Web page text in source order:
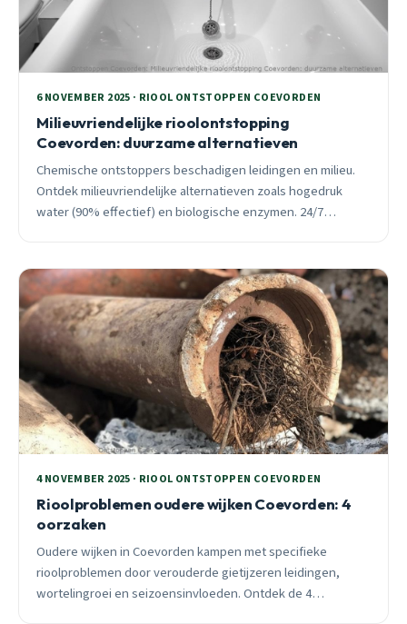
6 NOVEMBER 2025 · RIOOL ONTSTOPPEN COEVORDEN
Milieuvriendelijke rioolontstopping
Coevorden: duurzame alternatieven
Chemische ontstoppers beschadigen leidingen en milieu.
Ontdek milieuvriendelijke alternatieven zoals hogedruk
water (90% effectief) en biologische enzymen. 24/7
4 NOVEMBER 2025 · RIOOL ONTSTOPPEN COEVORDEN
Rioolproblemen oudere wijken Coevorden: 4
oorzaken
Oudere wijken in Coevorden kampen met specifieke
rioolproblemen door verouderde gietijzeren leidingen,
wortelingroei en seizoensinvloeden. Ontdek de 4